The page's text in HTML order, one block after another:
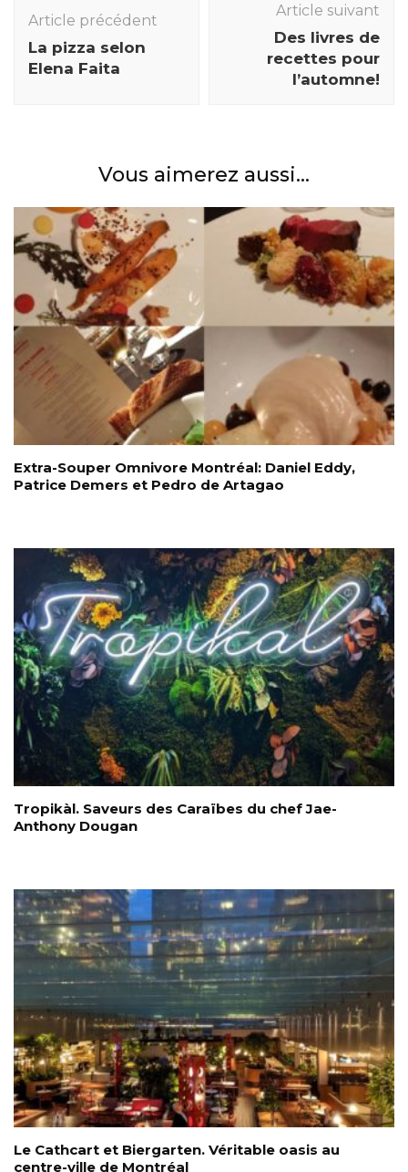
des
articles
Article précédent
La pizza selon
Elena Faita
Article suivant
Des livres de
recettes pour
l’automne!
Vous aimerez aussi...
Extra-Souper Omnivore Montréal: Daniel Eddy,
Patrice Demers et Pedro de Artagao
Tropikàl. Saveurs des Caraïbes du chef Jae-
Anthony Dougan
Le Cathcart et Biergarten. Véritable oasis au
centre-ville de Montréal